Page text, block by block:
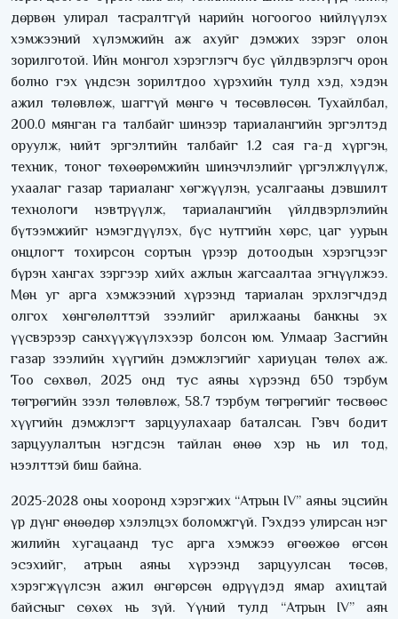
дөрвөн улирал тасралтгүй нарийн ногоогоо нийлүүлэх
хэмжээний хүлэмжийн аж ахуйг дэмжих зэрэг олон
зорилготой. Ийн монгол хэрэглэгч бус үйлдвэрлэгч орон
болно гэх үндсэн зорилтдоо хүрэхийн тулд хэд, хэдэн
ажил төлөвлөж, шаггүй мөнгө ч төсөвлөсөн. Тухайлбал,
200.0 мянган га талбайг шинээр тариалангийн эргэлтэд
оруулж, нийт эргэлтийн талбайг 1.2 сая га-д хүргэн,
техник, тоног төхөөрөмжийн шинэчлэлийг үргэлжлүүлж,
ухаалаг газар тариаланг хөгжүүлэн, усалгааны дэвшилт
технологи нэвтрүүлж, тариалангийн үйлдвэрлэлийн
бүтээмжийг нэмэгдүүлэх, бүс нутгийн хөрс, цаг уурын
онцлогт тохирсон сортын үрээр дотоодын хэрэгцээг
бүрэн хангах зэргээр хийх ажлын жагсаалтаа эгнүүлжээ.
Мөн уг арга хэмжээний хүрээнд тариалан эрхлэгчдэд
олгох хөнгөлөлттэй зээлийг арилжааны банкны эх
үүсвэрээр санхүүжүүлэхээр болсон юм. Улмаар Засгийн
газар зээлийн хүүгийн дэмжлэгийг хариуцан төлөх аж.
Тоо сөхвөл, 2025 онд тус аяны хүрээнд 650 тэрбум
төгрөгийн зээл төлөвлөж, 58.7 тэрбум төгрөгийг төсвөөс
хүүгийн дэмжлэгт зарцуулахаар баталсан. Гэвч бодит
зарцуулалтын нэгдсэн тайлан өнөө хэр нь ил тод,
нээлттэй биш байна.
2025-2028 оны хооронд хэрэгжих “Атрын IV” аяны эцсийн
үр дүнг өнөөдөр хэлэлцэх боломжгүй. Гэхдээ улирсан нэг
жилийн хугацаанд тус арга хэмжээ өгөөжөө өгсөн
эсэхийг, атрын аяны хүрээнд зарцуулсан төсөв,
хэрэгжүүлсэн ажил өнгөрсөн өдрүүдэд ямар ахицтай
байсныг сөхөх нь зүй. Үүний тулд “Атрын IV” аян